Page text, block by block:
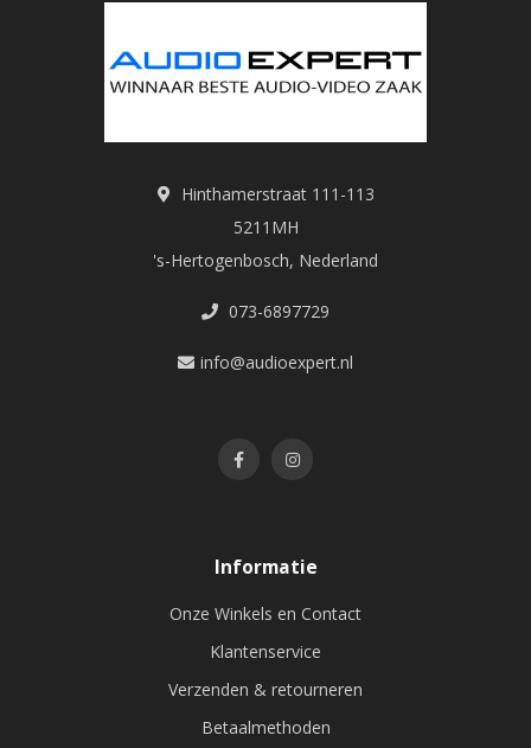
Hinthamerstraat 111-113
5211MH
's-Hertogenbosch, Nederland
073-6897729
info@audioexpert.nl
Informatie
Onze Winkels en Contact
Klantenservice
Verzenden & retourneren
Betaalmethoden